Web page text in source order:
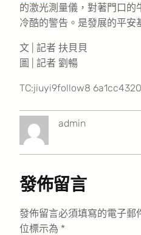
的激光測量儀，對著門口的
冷酷的警告。是發展的平安
文 | 記者 扶貝貝
圖 | 記者 劉暢
TC:jiuyi9follow8
admin
發佈留言
發佈留言必須填寫的電子郵
位標示為 *